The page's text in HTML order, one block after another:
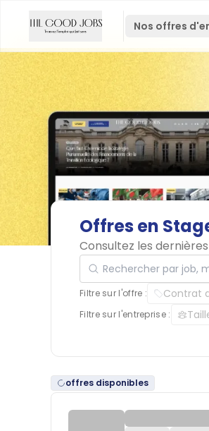
Nos offres
Offres en
Consultez les
Rechercher par job,
Filtre sur l'offre : Contrat
Filtre sur l'entreprise :
offres disponibles